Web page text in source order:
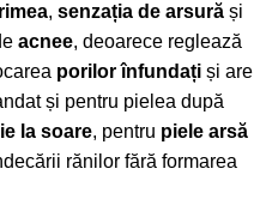
, senzația de arsură și
acnee, deoarece reglează
porilor înfundați și are
și pentru pielea după
la soare, pentru piele arsă
rănilor fără formarea